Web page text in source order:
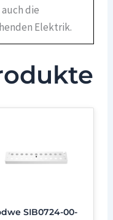
die
Elektrik.
SIB0724-00-